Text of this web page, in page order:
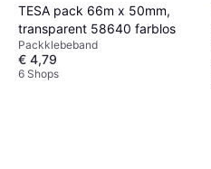
TESA pack 66m x 50mm,
transparent 58640 farblos
Packklebeband
€ 4,79
6 Shops